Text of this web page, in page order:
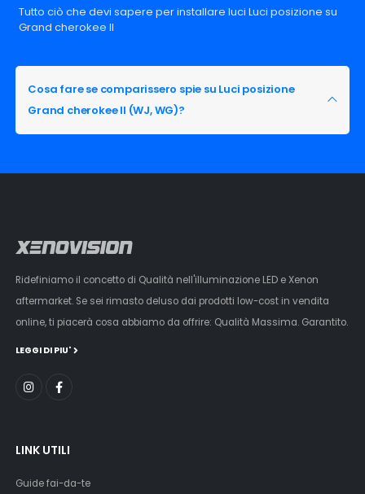
Tutto ciò che devi sapere per installare luci Luci posizione su
Grand cherokee II
Cosa fare se comparissero spie su Luci posizione
Grand cherokee II (WJ, WG)?
Ridefiniamo il concetto di Qualità nell'illuminazione LED e Xenon
aftermarket. Se sei rimasto deluso dai prodotti low-cost in vendita
online, ti piacerà cosa abbiamo da offrire: Qualità Massima. Garantito.
LEGGI DI PIU'
LINK UTILI
Guide fai-da-te